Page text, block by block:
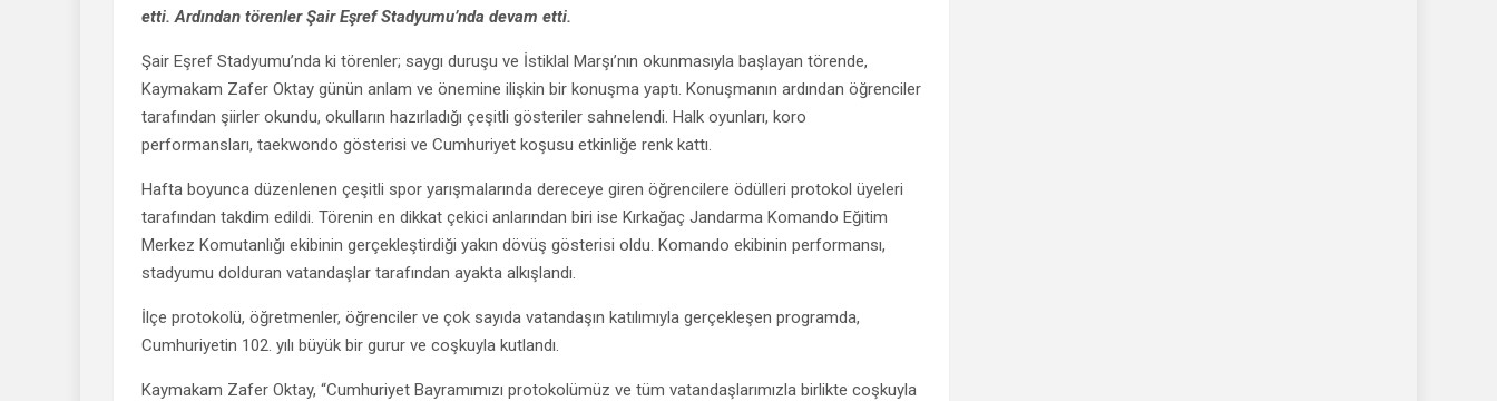
etti. Ardından törenler Şair Eşref Stadyumu’nda devam etti.
Şair Eşref Stadyumu’nda ki törenler; saygı duruşu ve İstiklal Marşı’nın okunmasıyla başlayan törende,
Kaymakam Zafer Oktay günün anlam ve önemine ilişkin bir konuşma yaptı. Konuşmanın ardından öğrenciler
tarafından şiirler okundu, okulların hazırladığı çeşitli gösteriler sahnelendi. Halk oyunları, koro
performansları, taekwondo gösterisi ve Cumhuriyet koşusu etkinliğe renk kattı.
Hafta boyunca düzenlenen çeşitli spor yarışmalarında dereceye giren öğrencilere ödülleri protokol üyeleri
tarafından takdim edildi. Törenin en dikkat çekici anlarından biri ise Kırkağaç Jandarma Komando Eğitim
Merkez Komutanlığı ekibinin gerçekleştirdiği yakın dövüş gösterisi oldu. Komando ekibinin performansı,
stadyumu dolduran vatandaşlar tarafından ayakta alkışlandı.
İlçe protokolü, öğretmenler, öğrenciler ve çok sayıda vatandaşın katılımıyla gerçekleşen programda,
Cumhuriyetin 102. yılı büyük bir gurur ve coşkuyla kutlandı.
Kaymakam Zafer Oktay, “Cumhuriyet Bayramımızı protokolümüz ve tüm vatandaşlarımızla birlikte coşkuyla